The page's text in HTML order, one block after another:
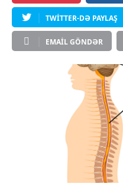
TWITTER-DƏ PAYLAŞ
EMAIL GÖNDƏR